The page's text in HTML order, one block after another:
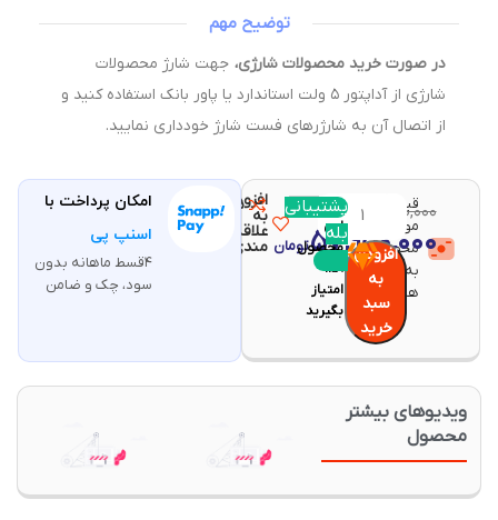
توضیح مهم
در صورت خرید محصولات شارژی،جهت شارژ محصولات
شارژی از آداپتور ۵ ولت استاندارد یا پاور بانک استفاده کنید و
از اتصال آن به شارژرهای فست شارژ خودداری نمایید.
قیمت و
موجودی
محصولات
به روز
هستند.
۶۰,۸۰۰,۰۰۰ تومان
۵۷,۹۵۰,۰۰۰تومان
افزودن
به
سبد
خرید
با خرید
این
محصول
۱۱۵۹
امتیاز
بگیرید
پشتیبانی
افزودن
به
علاقه
مندی
مقایسه
امکان پرداخت با
اسنپ پی
۴قسط ماهانه بدون
سود، چک و ضامن
ویدیوهای بیشتر
محصول